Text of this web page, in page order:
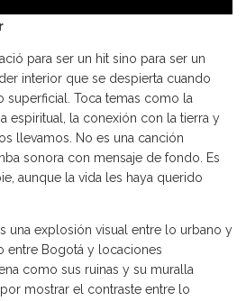
para ser un hit sino para ser un
interior que se despierta cuando
superficial. Toca temas como la
espiritual, la conexión con la tierra y
llevamos. No es una canción
sonora con mensaje de fondo. Es
aunque la vida les haya querido
una explosión visual entre lo urbano y
entre Bogotá y locaciones
como sus ruinas y su muralla
mostrar el contraste entre lo